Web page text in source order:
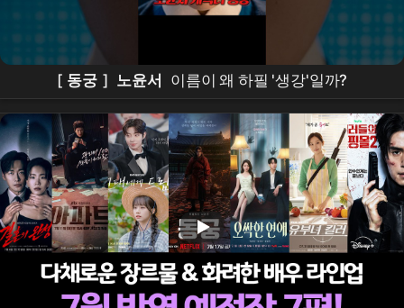
[ 동궁 ] 노윤서 이름이 왜 하필 '생강'일까?